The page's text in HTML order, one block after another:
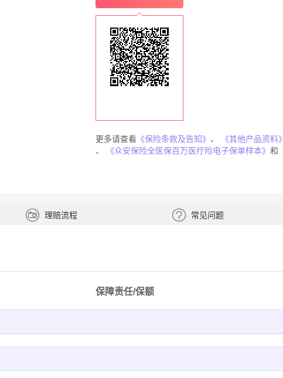
更多请查看 《保险条款及告知》 、 《其他产品资料》
、
《众安保险全医保百万医疗险电子保单样本》 和
理赔流程 常见问题
保障责任/保额